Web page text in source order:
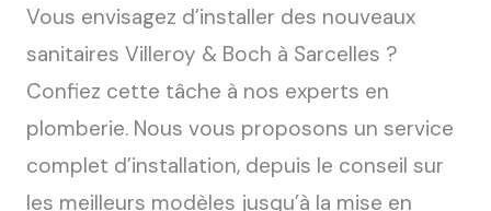
Vous envisagez d’installer des nouveaux
sanitaires Villeroy & Boch à Sarcelles ?
Confiez cette tâche à nos experts en
plomberie. Nous vous proposons un service
complet d’installation, depuis le conseil sur
les meilleurs modèles jusqu’à la mise en